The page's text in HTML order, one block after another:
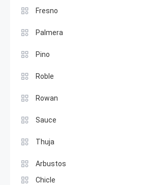
Fresno
Palmera
Pino
Roble
Rowan
Sauce
Thuja
Arbustos
Chicle